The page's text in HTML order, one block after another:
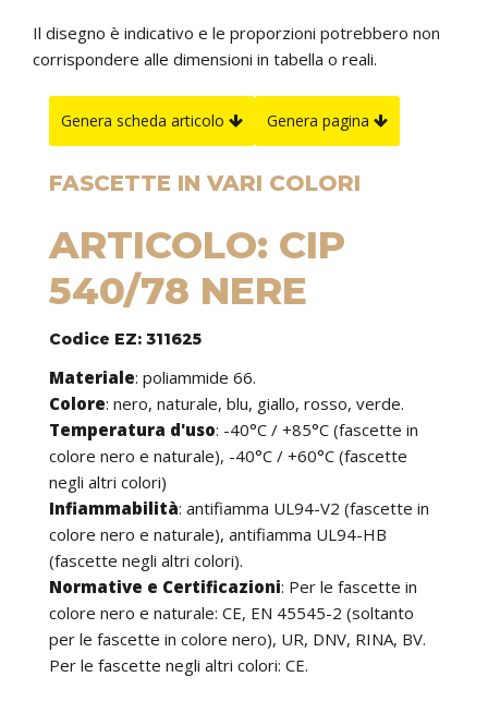
Il disegno è indicativo e le proporzioni potrebbero non
corrispondere alle dimensioni in tabella o reali.
Genera scheda articolo Genera pagina
FASCETTE IN VARI COLORI
ARTICOLO: CIP
540/78 NERE
Codice EZ: 311625
Materiale: poliammide 66.
Colore: nero, naturale, blu, giallo, rosso, verde.
Temperatura d'uso: -40°C / +85°C (fascette in
colore nero e naturale), -40°C / +60°C (fascette
negli altri colori)
Infiammabilità: antifiamma UL94-V2 (fascette in
colore nero e naturale), antifiamma UL94-HB
(fascette negli altri colori).
Normative e Certificazioni: Per le fascette in
colore nero e naturale: CE, EN 45545-2 (soltanto
per le fascette in colore nero), UR, DNV, RINA, BV.
Per le fascette negli altri colori: CE.